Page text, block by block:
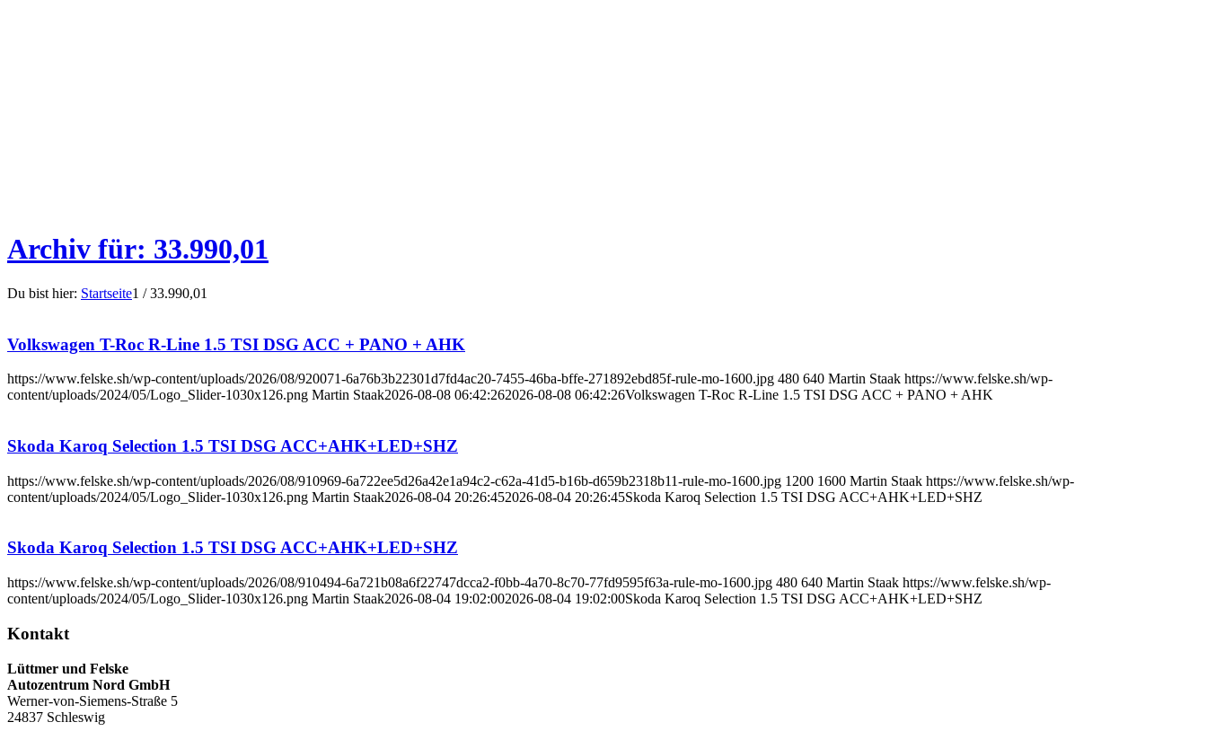
Archiv für: 33.990,01
Du bist hier: Startseite1 / 33.990,01
Volkswagen T-Roc R-Line 1.5 TSI DSG ACC + PANO + AHK
https://www.felske.sh/wp-content/uploads/2026/08/920071-6a76b3b22301d7fd4ac20-7455-46ba-bffe-271892ebd85f-rule-mo-1600.jpg 480 640 Martin Staak https://www.felske.sh/wp-
content/uploads/2024/05/Logo_Slider-1030x126.png Martin Staak2026-08-08 06:42:262026-08-08 06:42:26Volkswagen T-Roc R-Line 1.5 TSI DSG ACC + PANO + AHK
Skoda Karoq Selection 1.5 TSI DSG ACC+AHK+LED+SHZ
https://www.felske.sh/wp-content/uploads/2026/08/910969-6a722ee5d26a42e1a94c2-c62a-41d5-b16b-d659b2318b11-rule-mo-1600.jpg 1200 1600 Martin Staak https://www.felske.sh/wp-
content/uploads/2024/05/Logo_Slider-1030x126.png Martin Staak2026-08-04 20:26:452026-08-04 20:26:45Skoda Karoq Selection 1.5 TSI DSG ACC+AHK+LED+SHZ
Skoda Karoq Selection 1.5 TSI DSG ACC+AHK+LED+SHZ
https://www.felske.sh/wp-content/uploads/2026/08/910494-6a721b08a6f22747dcca2-f0bb-4a70-8c70-77fd9595f63a-rule-mo-1600.jpg 480 640 Martin Staak https://www.felske.sh/wp-
content/uploads/2024/05/Logo_Slider-1030x126.png Martin Staak2026-08-04 19:02:002026-08-04 19:02:00Skoda Karoq Selection 1.5 TSI DSG ACC+AHK+LED+SHZ
Kontakt
Lüttmer und Felske
Autozentrum Nord GmbH
Werner-von-Siemens-Straße 5
24837 Schleswig